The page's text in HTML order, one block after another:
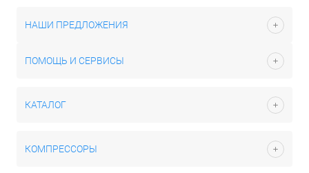
НАШИ ПРЕДЛОЖЕНИЯ
ПОМОЩЬ И СЕРВИСЫ
КАТАЛОГ
КОМПРЕССОРЫ